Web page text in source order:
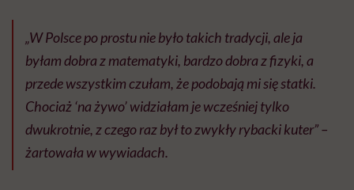
„W Polsce po prostu nie było takich tradycji, ale ja
byłam dobra z matematyki, bardzo dobra z fizyki, a
przede wszystkim czułam, że podobają mi się statki.
Chociaż ‘na żywo’ widziałam je wcześniej tylko
dwukrotnie, z czego raz był to zwykły rybacki kuter”–
żartowała w wywiadach.